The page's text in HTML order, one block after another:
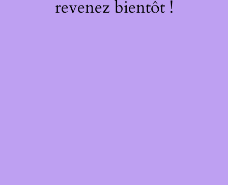
revenez bientôt !